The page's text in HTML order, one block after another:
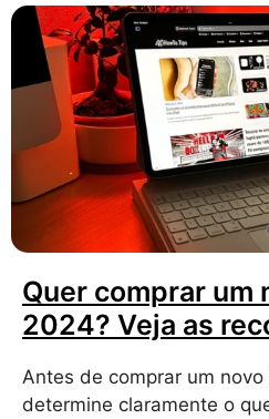
Quer comprar um
2024? Veja as
Antes de comprar um
determine claramente o